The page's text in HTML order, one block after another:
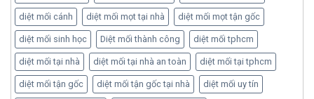
diệt mối cánh diệt mối mọt tại nhà diệt mối mọt tận gốc
diệt mối sinh học Diệt mối thành công diệt mối tphcm
diệt mối tại nhà diệt mối tại nhà an toàn diệt mối tại tphcm
diệt mối tận gốc diệt mối tận gốc tại nhà diệt mối uy tín